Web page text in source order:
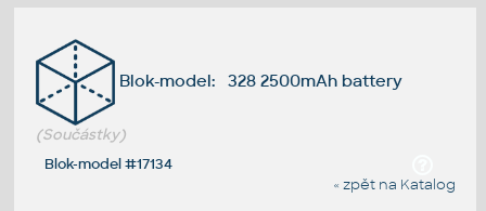
Blok-model: 328 2500mAh battery
(Součástky)
Blok-model #17134
« zpět na Katalog